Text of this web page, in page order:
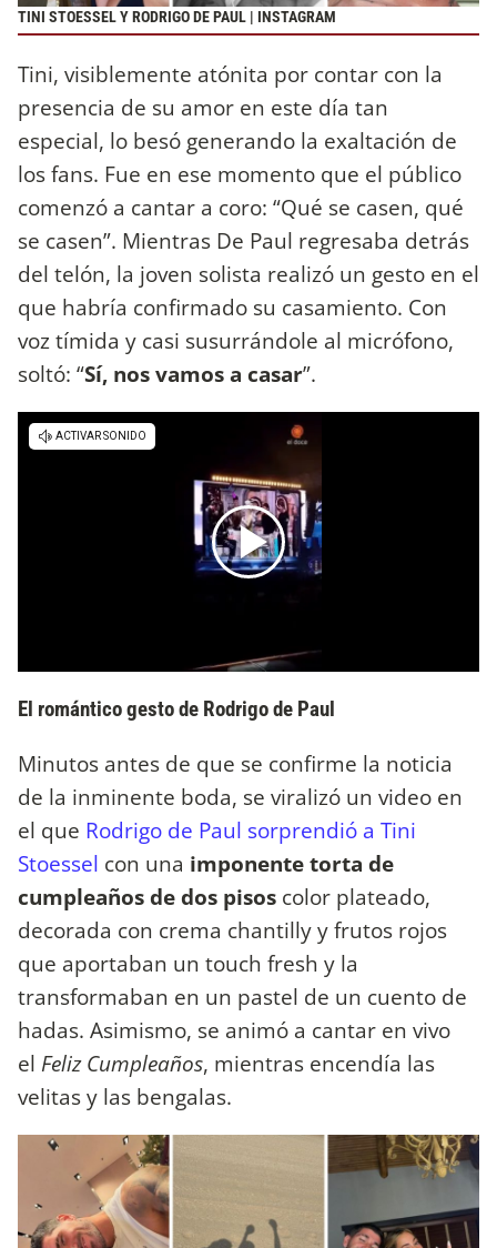
TINI STOESSEL Y RODRIGO DE PAUL | INSTAGRAM
Tini, visiblemente atónita por contar con la
presencia de su amor en este día tan
especial, lo besó generando la exaltación de
los fans. Fue en ese momento que el público
comenzó a cantar a coro: “Qué se casen, qué
se casen”. Mientras De Paul regresaba detrás
del telón, la joven solista realizó un gesto en el
que habría confirmado su casamiento. Con
voz tímida y casi susurrándole al micrófono,
soltó: “Sí, nos vamos a casar”.
El romántico gesto de Rodrigo de Paul
Minutos antes de que se confirme la noticia
de la inminente boda, se viralizó un video en
el que Rodrigo de Paul sorprendió a Tini
Stoessel con una imponente torta de
cumpleaños de dos pisos color plateado,
decorada con crema chantilly y frutos rojos
que aportaban un touch fresh y la
transformaban en un pastel de un cuento de
hadas. Asimismo, se animó a cantar en vivo
el Feliz Cumpleaños, mientras encendía las
velitas y las bengalas.